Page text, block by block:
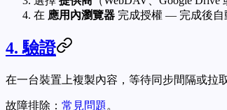
在 應用內瀏覽器 完成授權 — 完成後自
4. 驗證
在一台裝置上複製內容，等待同步間隔或拉
故障排除： 常見問題 。